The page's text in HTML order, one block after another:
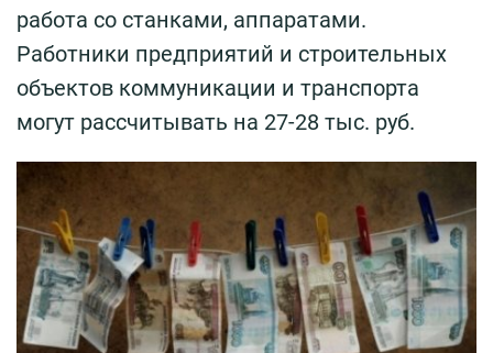
работа со станками, аппаратами.
Работники предприятий и строительных
объектов коммуникации и транспорта
могут рассчитывать на 27-28 тыс. руб.